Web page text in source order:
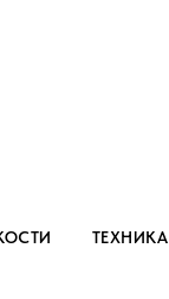
ТЕХНИКА